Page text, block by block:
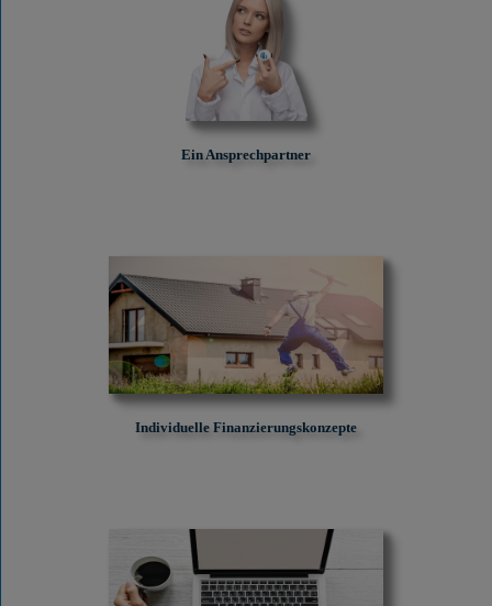
Ein Ansprechpartner
Individuelle Finanzierungskonzepte